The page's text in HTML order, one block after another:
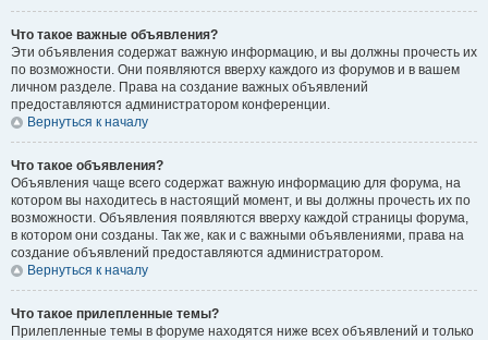
Что такое важные объявления?
Эти объявления содержат важную информацию, и вы должны прочесть их
по возможности. Они появляются вверху каждого из форумов и в вашем
личном разделе. Права на создание важных объявлений
предоставляются администратором конференции.
Вернуться к началу
Что такое объявления?
Объявления чаще всего содержат важную информацию для форума, на
котором вы находитесь в настоящий момент, и вы должны прочесть их по
возможности. Объявления появляются вверху каждой страницы форума,
в котором они созданы. Так же, как и с важными объявлениями, права на
создание объявлений предоставляются администратором.
Вернуться к началу
Что такое прилепленные темы?
Прилепленные темы в форуме находятся ниже всех объявлений и только